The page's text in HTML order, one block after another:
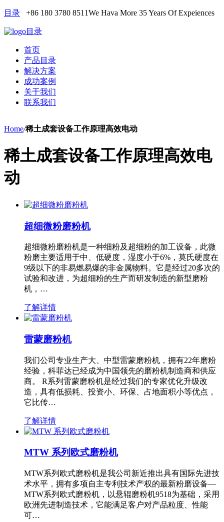
目录 +86 180 3780 8511We Hava More 35 Years Of Expeiences
目录
首页
产品目录
解决方案
成功案例
关于我们
联系我们
Home/稀土成套设备工作原理高效电动
稀土成套设备工作原理高效电
动
超细微粉磨粉机
超细微粉磨粉机是一种细粉及超细粉的加工设备，此微
粉磨主要适用于中、低硬度，湿度小于6%，莫氏硬度在
9级以下的非易燃易爆的非金属物料。它是经过20多次的
试验和改进，为超细粉的生产而研发制造的新型磨粉
机，…
了解详情
雷蒙磨粉机
我们公司专业生产大、中型雷蒙磨粉机，拥有22年磨粉
经验，科菲达已经成为中国领先的磨粉机制造商和供应
商。 R系列雷蒙磨粉机是经过我们的专家优化升级改
造，具有低损耗、投资小、环保、占地面积小等优点，
它比传…
了解详情
MTW 系列欧式磨粉机
MTW系列欧式磨粉机是我公司新近推出具有国际先进技
术水平，拥有多项自主专利技术产权的最新粉磨设备—
MTW系列欧式磨粉机，以悬辊磨粉机9518为基础，采用
欧洲先进制造技术，它能满足客户对产品粒度、性能
可…